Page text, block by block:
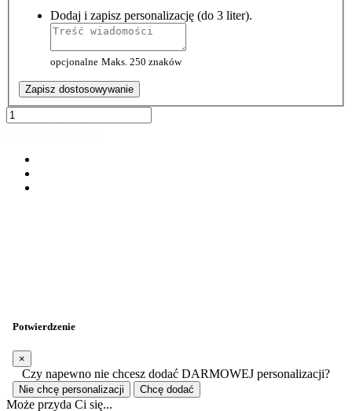
Dodaj i zapisz personalizację (do 3 liter).
opcjonalne Maks. 250 znaków
Zapisz dostosowywanie
Potwierdzenie
×
Czy napewno nie chcesz dodać DARMOWEJ personalizacji?
Nie chcę personalizacji Chcę dodać
Może przyda Ci się...